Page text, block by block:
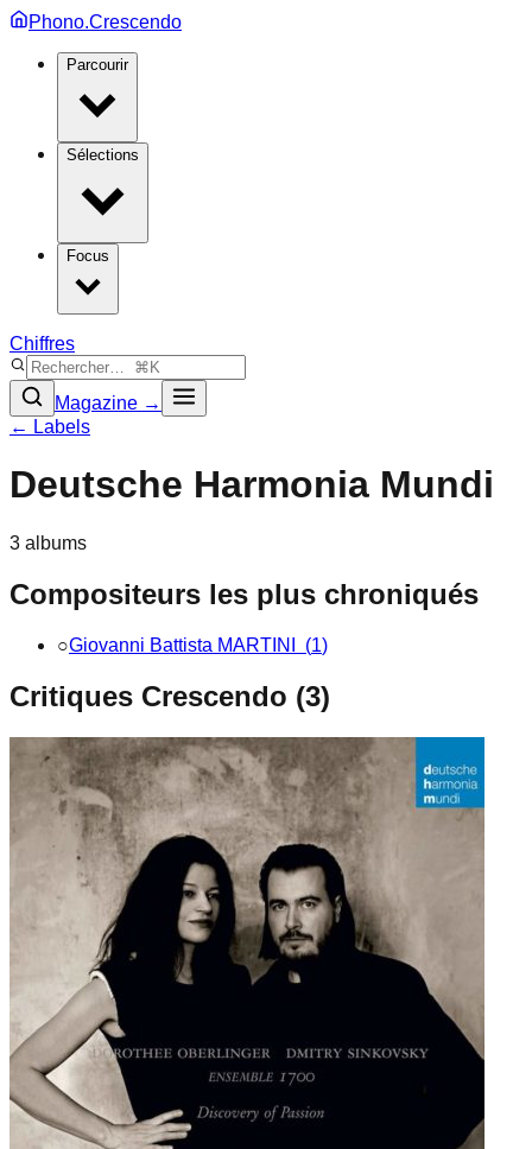
Phono.Crescendo
Parcourir
Sélections
Focus
Chiffres
Magazine →
← Labels
Deutsche Harmonia Mundi
3 albums
Compositeurs les plus chroniqués
○Giovanni Battista MARTINI (1)
Critiques Crescendo (3)